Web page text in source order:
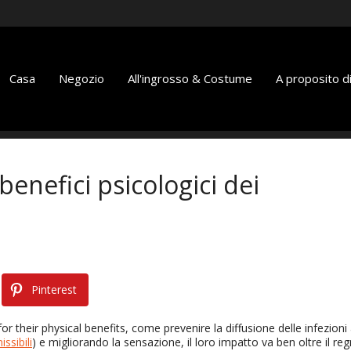
Casa Negozio All'ingrosso & Costume A proposito
psicologici dei
Pinterest
their physical benefits, come prevenire la diffusione delle infezioni
) e migliorando la sensazione, il loro impatto va ben oltre il